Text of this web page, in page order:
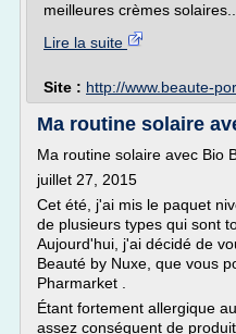
meilleures crèmes solaires...
Lire la suite
Site : http://www.beaute-
Ma routine solaire
Ma routine solaire avec Bio
juillet 27, 2015
Cet été, j'ai mis le paquet
de plusieurs types qui sont
Aujourd'hui, j'ai décidé de
Beauté by Nuxe, que vous
Pharmarket .
Étant fortement allergique
assez conséquent de